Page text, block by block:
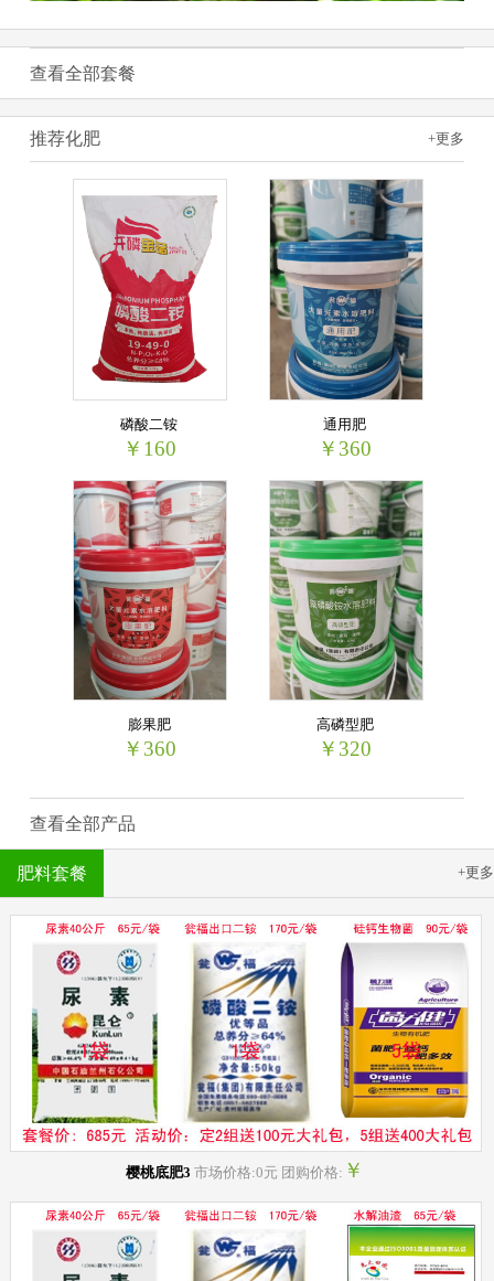
查看全部套餐
+更多
推荐化肥
磷酸二铵
￥160
通用肥
￥360
膨果肥
￥360
高磷型肥
￥320
查看全部产品
+更多
肥料套餐
樱桃底肥3 市场价格:0元 团购价格: ￥